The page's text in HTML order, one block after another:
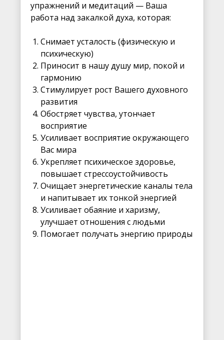
упражнений и медитаций — Ваша
работа над закалкой духа, которая:
Снимает усталость (физическую и
психическую)
Приносит в нашу душу мир, покой и
гармонию
Стимулирует рост Вашего духовного
развития
Обостряет чувства, утончает
восприятие
Усиливает восприятие окружающего
Вас мира
Укрепляет психическое здоровье,
повышает стрессоустойчивость
Очищает энергетические каналы тела
и напитывает их тонкой энергией
Усиливает обаяние и харизму,
улучшает отношения с людьми
Помогает получать энергию природы